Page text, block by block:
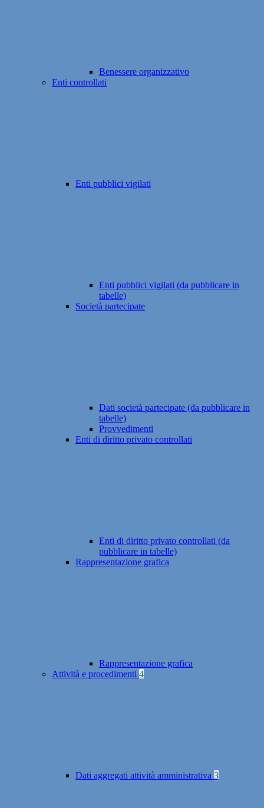
Benessere organizzativo
Enti controllati
Enti pubblici vigilati
Enti pubblici vigilati (da pubblicare in
tabelle)
Società partecipate
Dati società partecipate (da pubblicare in
tabelle)
Provvedimenti
Enti di diritto privato controllati
Enti di diritto privato controllati (da
pubblicare in tabelle)
Rappresentazione grafica
Rappresentazione grafica
Attività e procedimenti 4
Dati aggregati attività amministrativa 3